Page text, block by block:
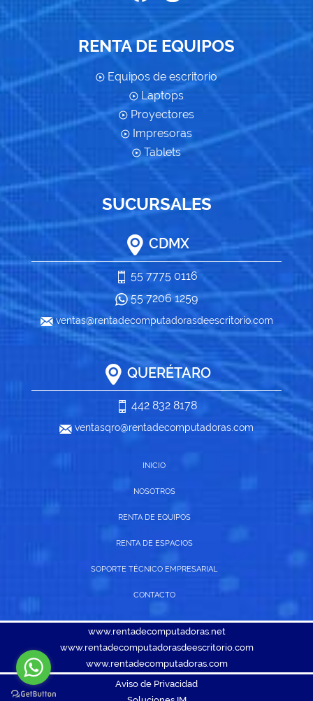
RENTA DE EQUIPOS
Equipos de escritorio
Laptops
Proyectores
Impresoras
Tablets
SUCURSALES
CDMX
55 7775 0116
55 7206 1259
ventas@rentadecomputadorasdeescritorio.com
QUERÉTARO
442 832 8178
ventasqro@rentadecomputadoras.com
INICIO
NOSOTROS
RENTA DE EQUIPOS
RENTA DE ESPACIOS
SOPORTE TÉCNICO EMPRESARIAL
CONTACTO
www.rentadecomputadoras.net
www.rentadecomputadorasdeescritorio.com
www.rentadecomputadoras.com
Aviso de Privacidad